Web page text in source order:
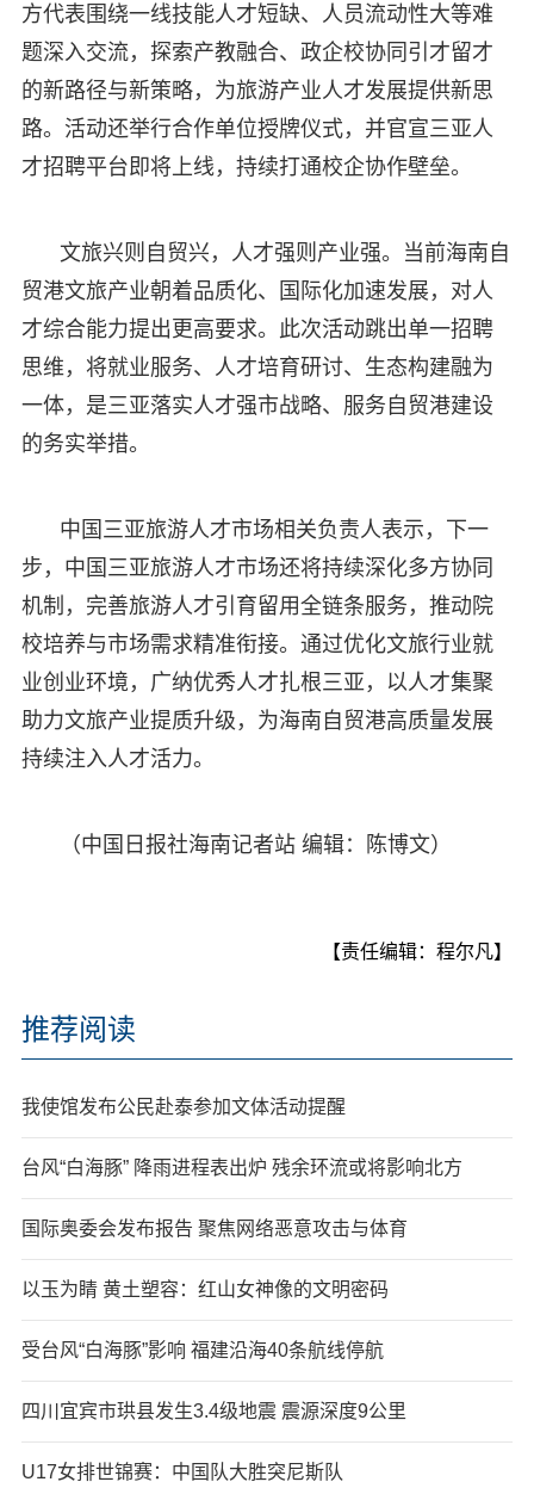
方代表围绕一线技能人才短缺、人员流动性大等难
题深入交流，探索产教融合、政企校协同引才留才
的新路径与新策略，为旅游产业人才发展提供新思
路。活动还举行合作单位授牌仪式，并官宣三亚人
才招聘平台即将上线，持续打通校企协作壁垒。
文旅兴则自贸兴，人才强则产业强。当前海南自
贸港文旅产业朝着品质化、国际化加速发展，对人
才综合能力提出更高要求。此次活动跳出单一招聘
思维，将就业服务、人才培育研讨、生态构建融为
一体，是三亚落实人才强市战略、服务自贸港建设
的务实举措。
中国三亚旅游人才市场相关负责人表示，下一
步，中国三亚旅游人才市场还将持续深化多方协同
机制，完善旅游人才引育留用全链条服务，推动院
校培养与市场需求精准衔接。通过优化文旅行业就
业创业环境，广纳优秀人才扎根三亚，以人才集聚
助力文旅产业提质升级，为海南自贸港高质量发展
持续注入人才活力。
（中国日报社海南记者站 编辑：陈博文）
【责任编辑：程尔凡】
推荐阅读
我使馆发布公民赴泰参加文体活动提醒
台风“白海豚” 降雨进程表出炉 残余环流或将影响北方
国际奥委会发布报告 聚焦网络恶意攻击与体育
以玉为睛 黄土塑容：红山女神像的文明密码
受台风“白海豚”影响 福建沿海40条航线停航
四川宜宾市珙县发生3.4级地震 震源深度9公里
U17女排世锦赛：中国队大胜突尼斯队